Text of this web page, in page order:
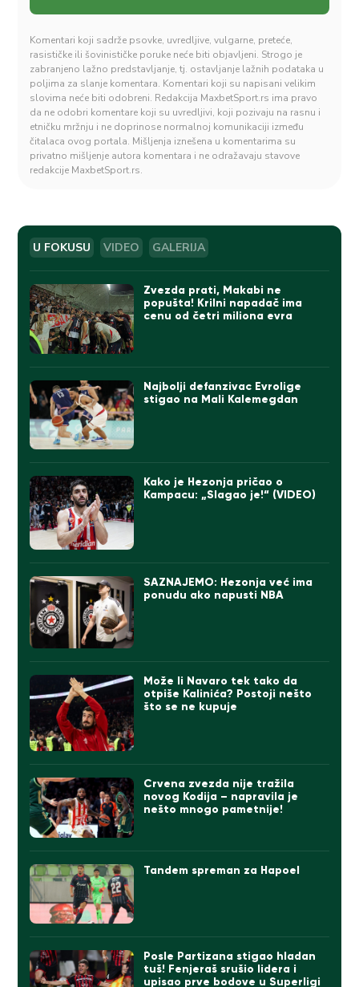
Komentari koji sadrže psovke, uvredljive, vulgarne, preteće,
rasističke ili šovinističke poruke neće biti objavljeni. Strogo je
zabranjeno lažno predstavljanje, tj. ostavljanje lažnih podataka u
poljima za slanje komentara. Komentari koji su napisani velikim
slovima neće biti odobreni. Redakcija MaxbetSport.rs ima pravo
da ne odobri komentare koji su uvredljivi, koji pozivaju na rasnu i
etničku mržnju i ne doprinose normalnoj komunikaciji između
čitalaca ovog portala. Mišljenja iznešena u komentarima su
privatno mišljenje autora komentara i ne odražavaju stavove
redakcije MaxbetSport.rs.
U FOKUSU VIDEO GALERIJA
Zvezda prati, Makabi ne
popušta! Krilni napadač ima
cenu od četri miliona evra
Najbolji defanzivac Evrolige
stigao na Mali Kalemegdan
Kako je Hezonja pričao o
Kampacu: „Slagao je!“ (VIDEO)
SAZNAJEMO: Hezonja već ima
ponudu ako napusti NBA
Može li Navaro tek tako da
otpiše Kalinića? Postoji nešto
što se ne kupuje
Crvena zvezda nije tražila
novog Kodija – napravila je
nešto mnogo pametnije!
Tandem spreman za Hapoel
Posle Partizana stigao hladan
tuš! Fenjeraš srušio lidera i
upisao prve bodove u Superligi